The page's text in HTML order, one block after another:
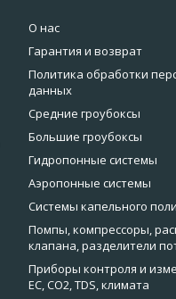
О нас
Гарантия и возврат
Политика обработки
данных
Средние гроубоксы
Большие гроубоксы
Гидропонные системы
Аэропонные системы
Системы капельного
Помпы, компрессоры,
клапана, разделители
Приборы контроля и
EC, CO2, TDS, климата